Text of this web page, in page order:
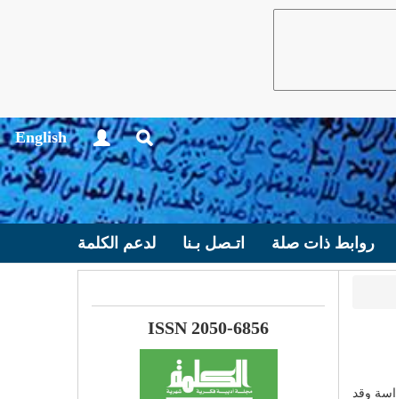
English
روابط ذات صلة اتـصل بـنا لدعم الكلمة
وقد
ISSN 2050-6856